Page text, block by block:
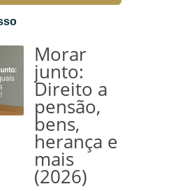
experiente
Morar
junto:
Direito a
pensão,
bens,
herança e
mais
(2026)